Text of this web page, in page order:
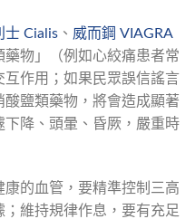
士 Cialis 、 威而鋼 VIAGRA
物」（例如心絞痛患者常
作用；如果民眾誤信謠言
鹽類藥物，將會造成顯著
降、頭暈、昏厥，嚴重時
的血管，要精準控制三高
維持規律作息，要有充足